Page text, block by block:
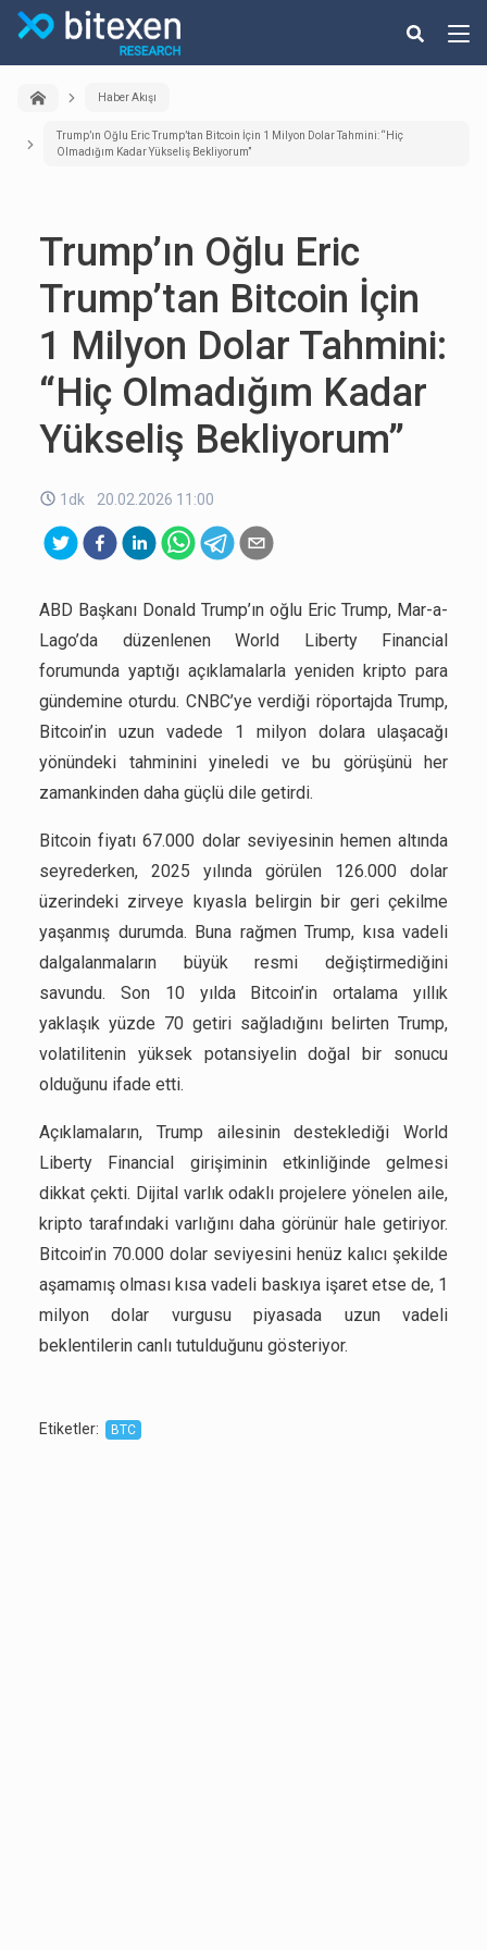
Haber Akışı
Trump’ın Oğlu Eric Trump’tan Bitcoin İçin 1 Milyon Dolar Tahmini: “Hiç
Olmadığım Kadar Yükseliş Bekliyorum”
Trump’ın Oğlu Eric
Trump’tan Bitcoin İçin
1 Milyon Dolar Tahmini:
“Hiç Olmadığım Kadar
Yükseliş Bekliyorum”
1dk 20.02.2026 11:00
ABD Başkanı Donald Trump’ın oğlu Eric Trump, Mar-a-
Lago’da düzenlenen World Liberty Financial
forumunda yaptığı açıklamalarla yeniden kripto para
gündemine oturdu. CNBC’ye verdiği röportajda Trump,
Bitcoin’in uzun vadede 1 milyon dolara ulaşacağı
yönündeki tahminini yineledi ve bu görüşünü her
zamankinden daha güçlü dile getirdi.
Bitcoin fiyatı 67.000 dolar seviyesinin hemen altında
seyrederken, 2025 yılında görülen 126.000 dolar
üzerindeki zirveye kıyasla belirgin bir geri çekilme
yaşanmış durumda. Buna rağmen Trump, kısa vadeli
dalgalanmaların büyük resmi değiştirmediğini
savundu. Son 10 yılda Bitcoin’in ortalama yıllık
yaklaşık yüzde 70 getiri sağladığını belirten Trump,
volatilitenin yüksek potansiyelin doğal bir sonucu
olduğunu ifade etti.
Açıklamaların, Trump ailesinin desteklediği World
Liberty Financial girişiminin etkinliğinde gelmesi
dikkat çekti. Dijital varlık odaklı projelere yönelen aile,
kripto tarafındaki varlığını daha görünür hale getiriyor.
Bitcoin’in 70.000 dolar seviyesini henüz kalıcı şekilde
aşamamış olması kısa vadeli baskıya işaret etse de, 1
milyon dolar vurgusu piyasada uzun vadeli
beklentilerin canlı tutulduğunu gösteriyor.
Etiketler: BTC